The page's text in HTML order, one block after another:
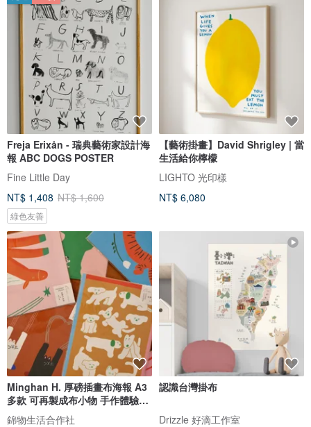
Freja Erixån - 瑞典藝術家設計海
報 ABC DOGS POSTER
Fine Little Day
NT$ 1,408 NT$ 1,600
綠色友善
【藝術掛畫】David Shrigley | 當
生活給你檸檬
LIGHTO 光印樣
NT$ 6,080
Minghan H. 厚磅插畫布海報 A3
多款 可再製成布小物 手作體驗優
惠
錦物生活合作社
認識台灣掛布
Drizzle 好滴工作室